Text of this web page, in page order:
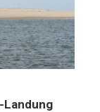
Landung